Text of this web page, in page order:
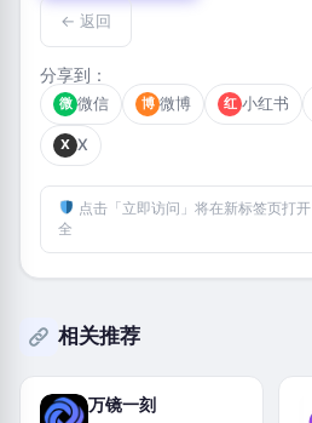
← 返回
分享到：
微 微信 博 微博 红 小红书
X X
点击「立即访问」将在新标签页打开
全
相关推荐
万镜一刻